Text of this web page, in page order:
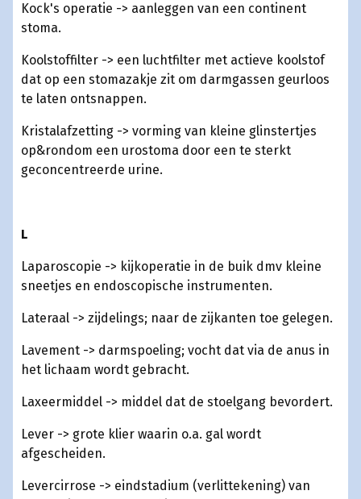
Kock's operatie -> aanleggen van een continent
stoma.
Koolstoffilter -> een luchtfilter met actieve koolstof
dat op een stomazakje zit om darmgassen geurloos
te laten ontsnappen.
Kristalafzetting -> vorming van kleine glinstertjes
op&rondom een urostoma door een te sterkt
geconcentreerde urine.
L
Laparoscopie -> kijkoperatie in de buik dmv kleine
sneetjes en endoscopische instrumenten.
Lateraal -> zijdelings; naar de zijkanten toe gelegen.
Lavement -> darmspoeling; vocht dat via de anus in
het lichaam wordt gebracht.
Laxeermiddel -> middel dat de stoelgang bevordert.
Lever -> grote klier waarin o.a. gal wordt
afgescheiden.
Levercirrose -> eindstadium (verlittekening) van